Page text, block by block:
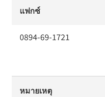
แฟกซ์
0894-69-1721
หมายเหตุ